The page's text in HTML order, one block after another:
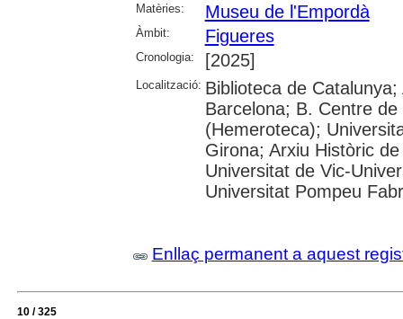
Matèries: Museu de l'Empordà
Àmbit: Figueres
Cronologia: [2025]
Localització: Biblioteca de
Barcelona; B. Centre
(Hemeroteca);
Girona; Arxiu Històric
Universitat de Vic-
Universitat Pompeu
Enllaç permanent a aquest
10 / 325